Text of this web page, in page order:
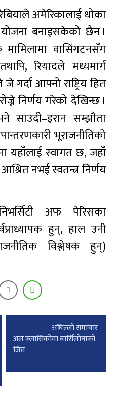
अमेरिकालाई धोका
बनाइसकेको छैन ।
वासिंगटनसँग
रियादले मध्यमार्ग
गर्दा आफ्नो राष्ट्रिय हित
निर्णय गरेको देखिन्छ ।
साउदी–इरान सम्झौता
भूराजनीतिको
यहाँलाई स्वागत छ, जहाँ
नभई स्वतन्त्र निर्णय
अफ पेरिसका
हुन्, हाल उनी
विश्लेषक हुन्)
अघिल्लाे समाचार
अल क्लासिकोमा बार्सिलोनाको
जित